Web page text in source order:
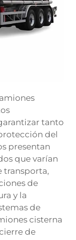
tanto
del
presentan
que varían
transporta,
de
y la
de
cisterna
de